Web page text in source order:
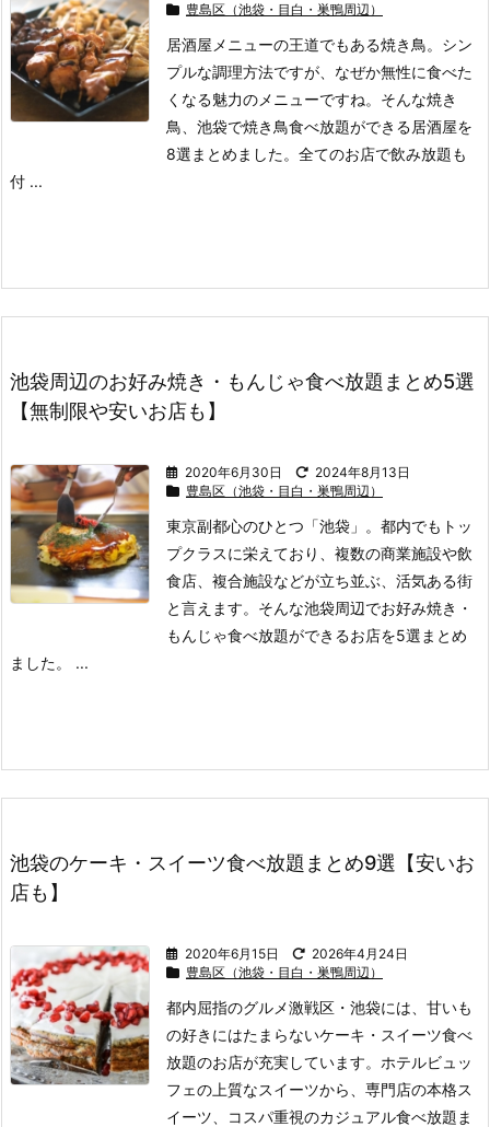
豊島区（池袋・目白・巣鴨周辺）
居酒屋メニューの王道でもある焼き鳥。 シン
プルな調理方法ですが、なぜか無性に食べた
くなる魅力のメニューですね。 そんな焼き
鳥、池袋で焼き鳥食べ放題ができる居酒屋を
8選まとめました。 全てのお店で飲み放題も
付 ...
池袋周辺のお好み焼き・もんじゃ食べ放題まとめ5選
【無制限や安いお店も】
2020年6月30日
2024年8月13日
豊島区（池袋・目白・巣鴨周辺）
東京副都心のひとつ「池袋」。 都内でもトッ
プクラスに栄えており、複数の商業施設や飲
食店、複合施設などが立ち並ぶ、活気ある街
と言えます。 そんな池袋周辺でお好み焼き・
もんじゃ食べ放題ができるお店を5選まとめ
ました。 ...
池袋のケーキ・スイーツ食べ放題まとめ9選【安いお
店も】
2020年6月15日
2026年4月24日
豊島区（池袋・目白・巣鴨周辺）
都内屈指のグルメ激戦区・池袋には、甘いも
の好きにはたまらないケーキ・スイーツ食べ
放題のお店が充実しています。 ホテルビュッ
フェの上質なスイーツから、専門店の本格ス
イーツ、コスパ重視のカジュアル食べ放題ま